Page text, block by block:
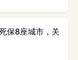
保8座城市，关